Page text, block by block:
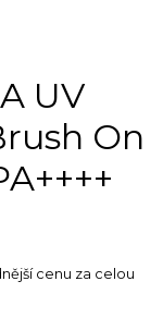
UV
On
cenu za celou